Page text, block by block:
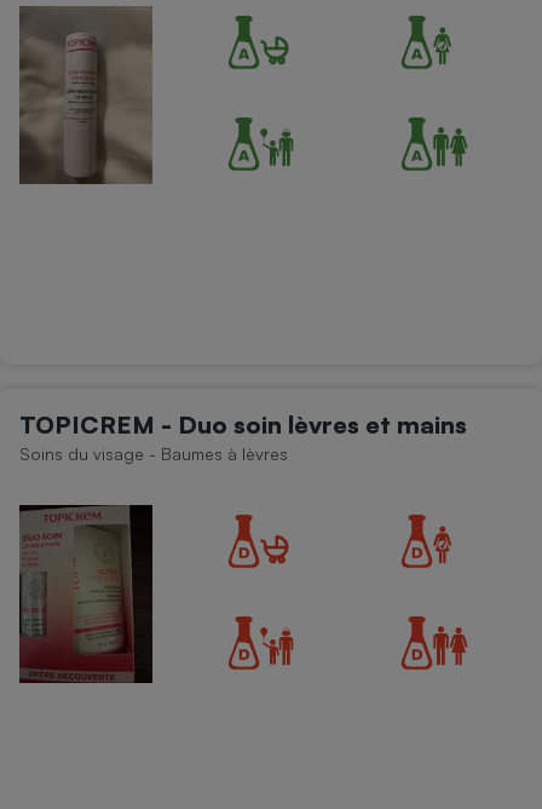
TOPICREM - Duo soin lèvres et mains
Soins du visage - Baumes à lèvres